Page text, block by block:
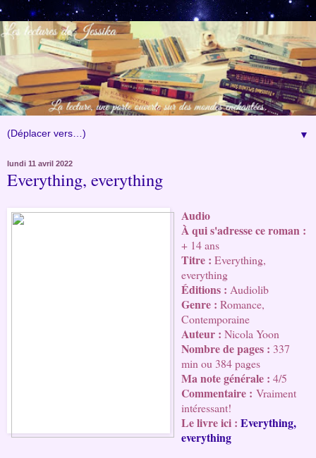
▼
lundi 11 avril 2022
Everything, everything
Audio
+ 14 ans
Titre : Everything,
everything
Éditions : Audiolib
Genre : Romance,
Contemporaine
Auteur : Nicola Yoon
Nombre de pages : 337
min ou 384 pages
Ma note générale : 4/5
Commentaire : Vraiment
intéressant!
Le livre ici : Everything,
everything